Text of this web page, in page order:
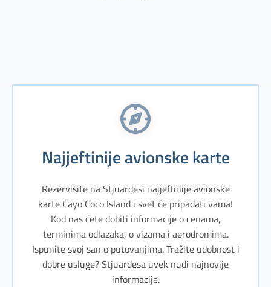
Najjeftinije avionske karte
Rezervišite na Stjuardesi najjeftinije avionske
karte Cayo Coco Island i svet će pripadati vama!
Kod nas ćete dobiti informacije o cenama,
terminima odlazaka, o vizama i aerodromima.
Ispunite svoj san o putovanjima. Tražite udobnost i
dobre usluge? Stjuardesa uvek nudi najnovije
informacije.